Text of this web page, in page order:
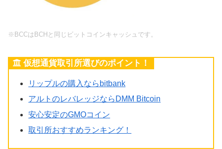
※BCCはBCHと同じビットコインキャッシュです。
仮想通貨取引所選びのポイント！
リップルの購入ならbitbank
アルトのレバレッジならDMM Bitcoin
安心安定のGMOコイン
取引所おすすめランキング！